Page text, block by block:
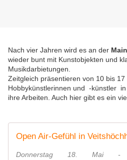
Nach vier Jahren wird es an der
wieder bunt mit Kunstobjekten und
Musikdarbietungen.
Zeitgleich präsentieren von 10 bis
Hobbykünstlerinnen und -künstler in
ihre Arbeiten. Auch hier gibt es ein
Donnerstag 18. Mai -